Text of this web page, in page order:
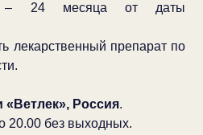
– 24 месяца от даты
лекарственный препарат по
«Ветлек», Россия.
20.00 без выходных.